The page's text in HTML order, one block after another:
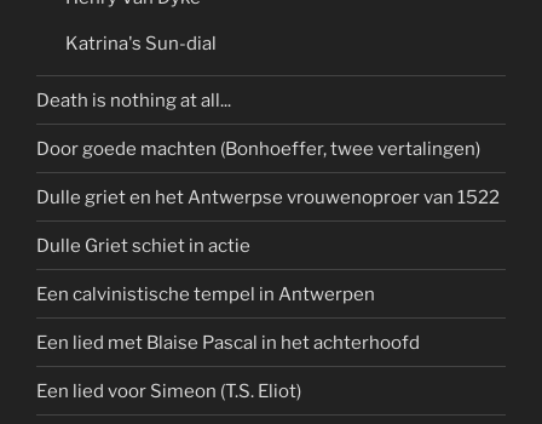
Katrina's Sun-dial
Death is nothing at all...
Door goede machten (Bonhoeffer, twee vertalingen)
Dulle griet en het Antwerpse vrouwenoproer van 1522
Dulle Griet schiet in actie
Een calvinistische tempel in Antwerpen
Een lied met Blaise Pascal in het achterhoofd
Een lied voor Simeon (T.S. Eliot)